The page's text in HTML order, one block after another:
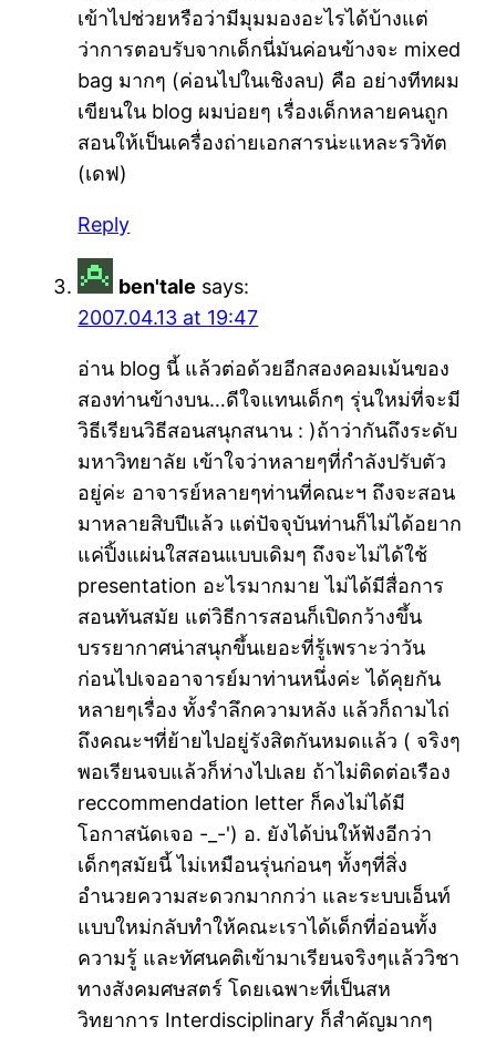
เข้าไปช่วยหรือว่ามีมุมมองอะไรได้บ้างแต่
ว่าการตอบรับจากเด็กนี่มันค่อนข้างจะ mixed
bag มากๆ (ค่อนไปในเชิงลบ) คือ อย่างทีทผม
เขียนใน blog ผมบ่อยๆ เรื่องเด็กหลายคนถูก
สอนให้เป็นเครื่องถ่ายเอกสารน่ะแหละรวิทัต
(เดฟ)
Reply
ben'tale says:
2007.04.13 at 19:47
อ่าน blog นี้ แล้วต่อด้วยอีกสองคอมเม้นของ
สองท่านข้างบน…ดีใจแทนเด็กๆ รุ่นใหม่ที่จะมี
วิธีเรียนวิธีสอนสนุกสนาน : )ถ้าว่ากันถึงระดับ
มหาวิทยาลัย เข้าใจว่าหลายๆที่กำลังปรับตัว
อยู่ค่ะ อาจารย์หลายๆท่านที่คณะฯ ถึงจะสอน
มาหลายสิบปีแล้ว แต่ปัจจุบันท่านก็ไม่ได้อยาก
แค่ปิ้งแผ่นใสสอนแบบเดิมๆ ถึงจะไม่ได้ใช้
presentation อะไรมากมาย ไม่ได้มีสื่อการ
สอนทันสมัย แต่วิธีการสอนก็เปิดกว้างขึ้น
บรรยากาศน่าสนุกขึ้นเยอะที่รู้เพราะว่าวัน
ก่อนไปเจออาจารย์มาท่านหนึ่งค่ะ ได้คุยกัน
หลายๆเรื่อง ทั้งรำลึกความหลัง แล้วก็ถามไถ่
ถึงคณะฯที่ย้ายไปอยู่รังสิตกันหมดแล้ว ( จริงๆ
พอเรียนจบแล้วก็ห่างไปเลย ถ้าไม่ติดต่อเรือง
reccommendation letter ก็คงไม่ได้มี
โอกาสนัดเจอ -_-') อ. ยังได้บ่นให้ฟังอีกว่า
เด็กๆสมัยนี้ ไม่เหมือนรุ่นก่อนๆ ทั้งๆที่สิ่ง
อำนวยความสะดวกมากกว่า และระบบเอ็นท์
แบบใหม่กลับทำให้คณะเราได้เด็กที่อ่อนทั้ง
ความรู้ และทัศนคติเข้ามาเรียนจริงๆแล้ววิชา
ทางสังคมศษสตร์ โดยเฉพาะที่เป็นสห
วิทยาการ Interdisciplinary ก็สำคัญมากๆ